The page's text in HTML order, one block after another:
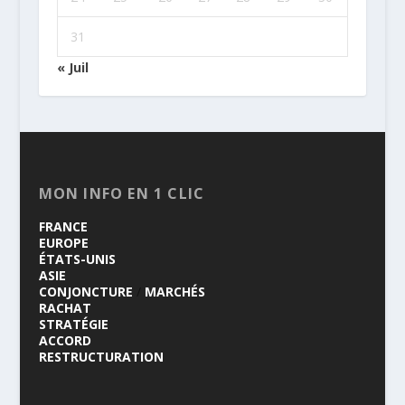
31
« Juil
MON INFO EN 1 CLIC
FRANCE
EUROPE
ÉTATS-UNIS
ASIE
CONJONCTURE
MARCHÉS
RACHAT
STRATÉGIE
ACCORD
RESTRUCTURATION